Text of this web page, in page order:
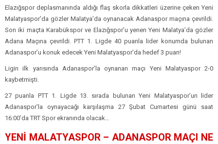
Elazığspor deplasmanında aldığı flaş skorla dikkatleri üzerine çeken Yeni
Malatyaspor’da gözler Malatya’da oynanacak Adanaspor maçına çevrildi.
Son iki maçta Karabükspor ve Elazığspor’u yenen Yeni Malatya’da gözler
Adana Maçına çevrildi. PTT 1. Ligde 40 puanla lider konumda bulunan
Adanaspor’u konuk edecek Yeni Malatyaspor’da hedef 3 puan!
Ligin ilk yarısında Adanaspor’la oynanan maçı Yeni Malatyaspor 2-0
kaybetmişti.
27 puanla PTT 1. Ligde 13. sırada bulunan Yeni Malatyaspor’un lider
Adanaspor’la oynayacağı karşılaşma 27 Şubat Cumartesi günü saat
16:00’da TRT Spor ekranında olacak…
YENİ MALATYASPOR – ADANASPOR MAÇI NE